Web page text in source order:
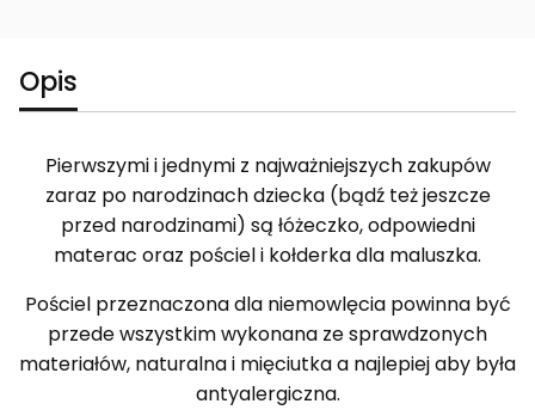
Opis
Pierwszymi i jednymi z najważniejszych zakupów
zaraz po narodzinach dziecka (bądź też jeszcze
przed narodzinami) są łóżeczko, odpowiedni
materac oraz pościel i kołderka dla maluszka.
Pościel przeznaczona dla niemowlęcia powinna być
przede wszystkim wykonana ze sprawdzonych
materiałów, naturalna i mięciutka a najlepiej aby była
antyalergiczna.